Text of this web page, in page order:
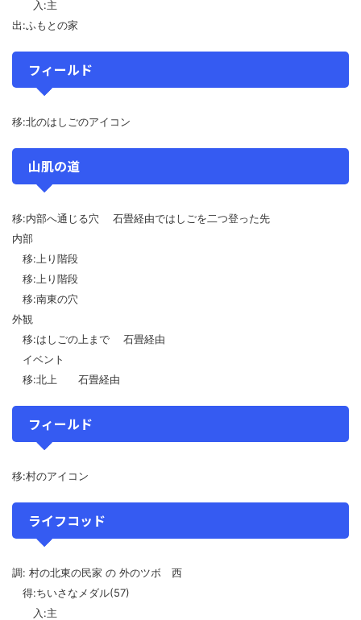
入:主
出:ふもとの家
フィールド
移:北のはしごのアイコン
山肌の道
移:内部へ通じる穴 石畳経由ではしごを二つ登った先
内部
移:上り階段
移:上り階段
移:南東の穴
外観
移:はしごの上まで 石畳経由
イベント
移:北上 石畳経由
フィールド
移:村のアイコン
ライフコッド
調: 村の北東の民家 の 外のツボ 西
得:ちいさなメダル(57)
入:主